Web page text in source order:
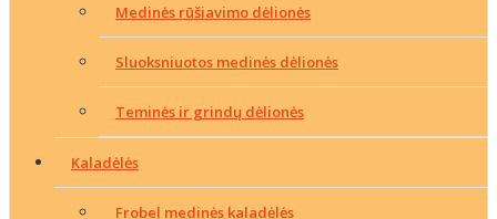
Medinės rūšiavimo dėlionės
Sluoksniuotos medinės dėlionės
Teminės ir grindų dėlionės
Kaladėlės
Frobel medinės kaladėlės